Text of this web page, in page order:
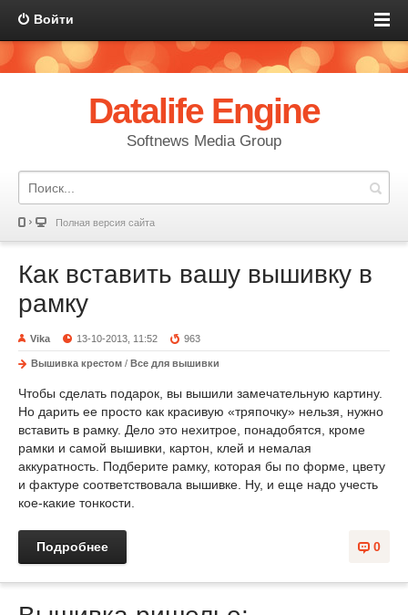
Войти
Datalife Engine
Softnews Media Group
Полная версия сайта
Как вставить вашу вышивку в
рамку
Vika 13-10-2013, 11:52 963
Вышивка крестом / Все для вышивки
Чтобы сделать подарок, вы вышили замечательную картину.
Но дарить ее просто как красивую «тряпочку» нельзя, нужно
вставить в рамку. Дело это нехитрое, понадобятся, кроме
рамки и самой вышивки, картон, клей и немалая
аккуратность. Подберите рамку, которая бы по форме, цвету
и фактуре соответствовала вышивке. Ну, и еще надо учесть
кое-какие тонкости.
0
Подробнее